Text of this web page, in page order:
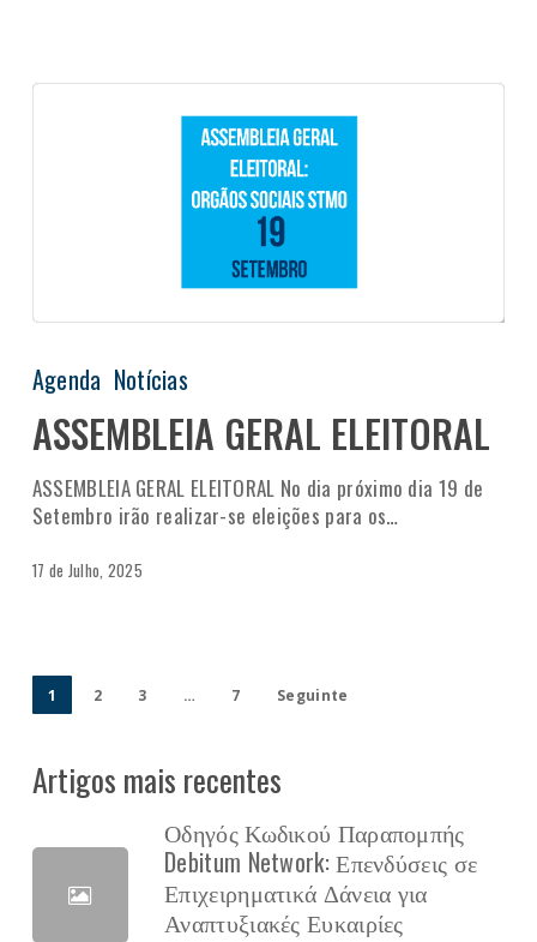
Agenda Notícias
ASSEMBLEIA GERAL ELEITORAL
ASSEMBLEIA GERAL ELEITORAL No dia próximo dia 19 de
Setembro irão realizar-se eleições para os…
17 de Julho, 2025
1 2 3 … 7 Seguinte
Artigos mais recentes
Οδηγός Κωδικού Παραπομπής
Debitum Network: Επενδύσεις σε
Επιχειρηματικά Δάνεια για
Αναπτυξιακές Ευκαιρίες